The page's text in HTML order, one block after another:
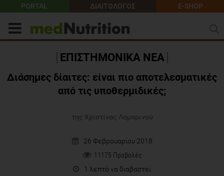
PORTAL ΔΙΑΙΤΟΛΟΓΟΣ E-SHOP
ΕΠΙΣΤΗΜΟΝΙΚΑ ΝΕΑ
Διάσημες δίαιτες: είναι πιο αποτελεσματικές
από τις υποθερμιδικές;
της Χριστίνας Λαμπρινού
26 Φεβρουαρίου 2018
11175 Προβολές
1 λεπτό να διαβαστεί